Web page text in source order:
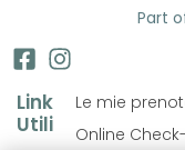
Link
Utili
Le mie
Online
Part